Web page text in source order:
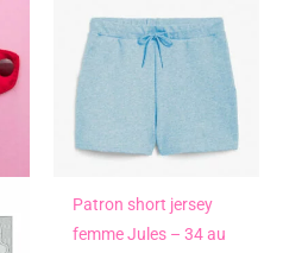
Patron short jersey
femme Jules – 34 au